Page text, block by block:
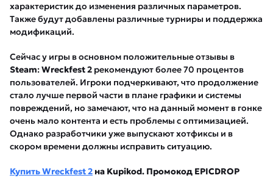
характеристик до изменения различных параметров.
Также будут добавлены различные турниры и поддержка
модификаций.
Сейчас у игры в основном положительные отзывы в
Steam:Wreckfest 2 рекомендуют более 70 процентов
пользователей. Игроки подчеркивают, что продолжение
стало лучше первой части в плане графики и системы
повреждений, но замечают, что на данный момент в гонке
очень мало контента и есть проблемы с оптимизацией.
Однако разработчики уже выпускают хотфиксы и в
скором времени должны исправить ситуацию.
Купить Wreckfest 2 на Kupikod. Промокод EPICDROP